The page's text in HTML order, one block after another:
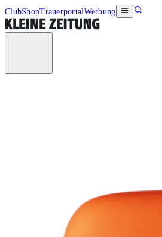
ClubShopTrauerportalWerbung